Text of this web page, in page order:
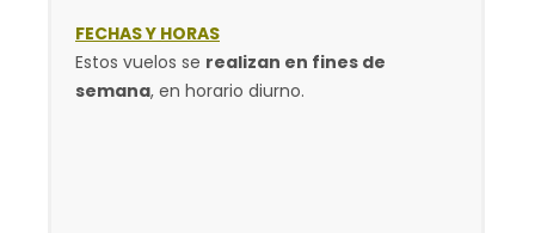
FECHAS Y HORAS
Estos vuelos se realizan en fines de
semana, en horario diurno.